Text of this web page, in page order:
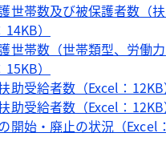
世帯数及び被保護者数（扶
14KB）
世帯数（世帯類型、労働力
15KB）
助受給者数（Excel：12KB
助受給者数（Excel：12KB
開始・廃止の状況（Excel